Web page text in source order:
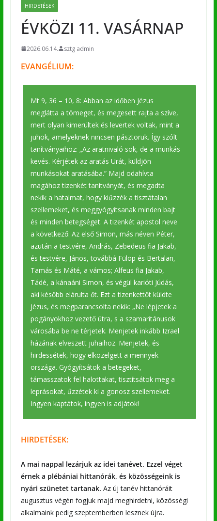
HIRDETÉSEK
ÉVKÖZI 11. VASÁRNAP
2026.06.14. sztg admin
EVANGÉLIUM:
Mt 9, 36 – 10, 8: Abban az időben Jézus
meglátta a tömeget, és megesett rajta a szíve,
mert olyan kimerültek és levertek voltak, mint a
juhok, amelyeknek nincsen pásztoruk. Így szólt
tanítványaihoz: „Az aratnivaló sok, de a munkás
kevés. Kérjétek az aratás Urát, küldjön
munkásokat aratásába.” Majd odahívta
magához tizenkét tanítványát, és megadta
nekik a hatalmat, hogy kiűzzék a tisztátalan
szellemeket, és meggyógyítsanak minden bajt
és minden betegséget. A tizenkét apostol neve
a következő: Az első Simon, más néven Péter,
azután a testvére, András, Zebedeus fia Jakab,
és testvére, János, továbbá Fülöp és Bertalan,
Tamás és Máté, a vámos; Alfeus fia Jakab,
Tádé, a kánaáni Simon, és végül karióti Júdás,
aki később elárulta őt. Ezt a tizenkettőt küldte
Jézus, és megparancsolta nekik: „Ne lépjetek a
pogányokhoz vezető útra, s a szamaritánusok
városába be ne térjetek. Menjetek inkább Izrael
házának elveszett juhaihoz. Menjetek, és
hirdessétek, hogy elközelgett a mennyek
országa. Gyógyítsátok a betegeket,
támasszatok fel halottakat, tisztítsátok meg a
leprásokat, űzzétek ki a gonosz szellemeket.
Ingyen kaptátok, ingyen is adjátok!
HIRDETÉSEK:
A mai nappal lezárjuk az idei tanévet. Ezzel véget
érnek a plébániai hittanórák, és közösségeink is
nyári szünetet tartanak. Az új tanév hittanóráit
augusztus végén fogjuk majd meghirdetni, közösségi
alkalmaink pedig szeptemberben lesznek újra.